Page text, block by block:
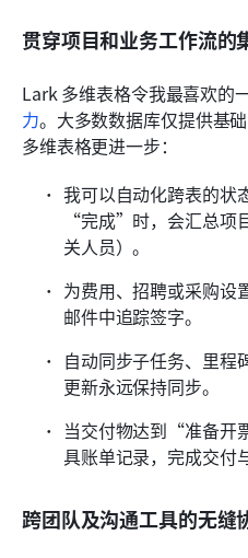
贯穿项目和业务工作流的
Lark 多维表格令我最喜欢的
力。大多数数据库仅提供基
多维表格更进一步：
我可以自动化跨表的状
“完成”时，会汇总项
关人员）。
为费用、招聘或采购设
邮件中追踪签字。
自动同步子任务、里程
更新永远保持同步。
当交付物达到“准备开
具账单记录，完成交付
跨团队及沟通工具的无缝